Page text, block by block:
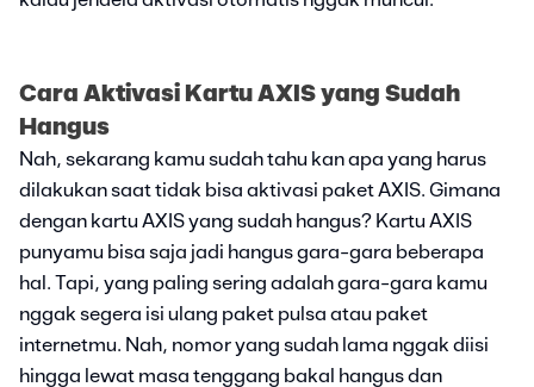
Cara Aktivasi Kartu AXIS yang Sudah
Hangus
Nah, sekarang kamu sudah tahu kan apa yang harus
dilakukan saat tidak bisa aktivasi paket AXIS. Gimana
dengan kartu AXIS yang sudah hangus? Kartu AXIS
punyamu bisa saja jadi hangus gara-gara beberapa
hal. Tapi, yang paling sering adalah gara-gara kamu
nggak segera isi ulang paket pulsa atau paket
internetmu. Nah, nomor yang sudah lama nggak diisi
hingga lewat masa tenggang bakal hangus dan